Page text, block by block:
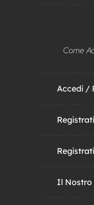
Come
Accedi /
Il Nostro